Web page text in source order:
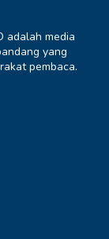
adalah media
yang
pembaca.